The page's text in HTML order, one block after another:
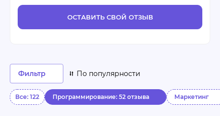
ОСТАВИТЬ СВОЙ ОТЗЫВ
Фильтр По популярности
Все: 122 Программирование: 52 отзыва Маркетинг